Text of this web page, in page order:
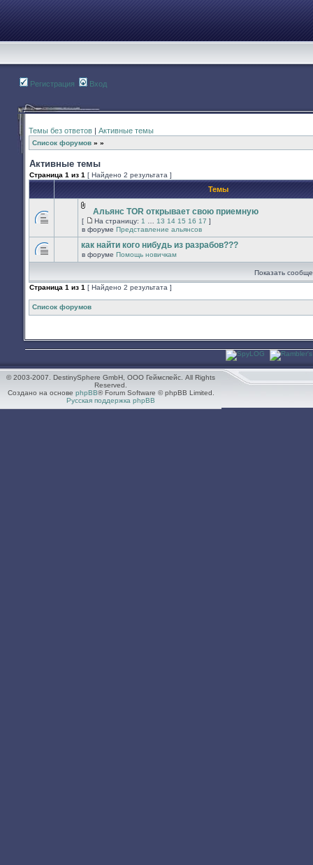
Регистрация Вход
Темы без ответов | Активные темы
Список форумов » »
Активные темы
Страница 1 из 1 [ Найдено 2 результата ]
Темы
Вложения
Альянс TOR открывает свою приемную
[
На
страницу
На страницу: 1 13 14 15 16 17 ]
в форуме Представление альянсов
нет
новых
сообщений.
как найти кого нибудь из разрабов???
в форуме Помощь новичкам
Показать
Страница 1 из 1 [ Найдено 2 результата ]
Список форумов
© 2003-2007. DestinySphere GmbH, ООО Геймспейс. All Rights
Reserved.
Создано на основе phpBB® Forum Software © phpBB Limited.
Русская поддержка phpBB